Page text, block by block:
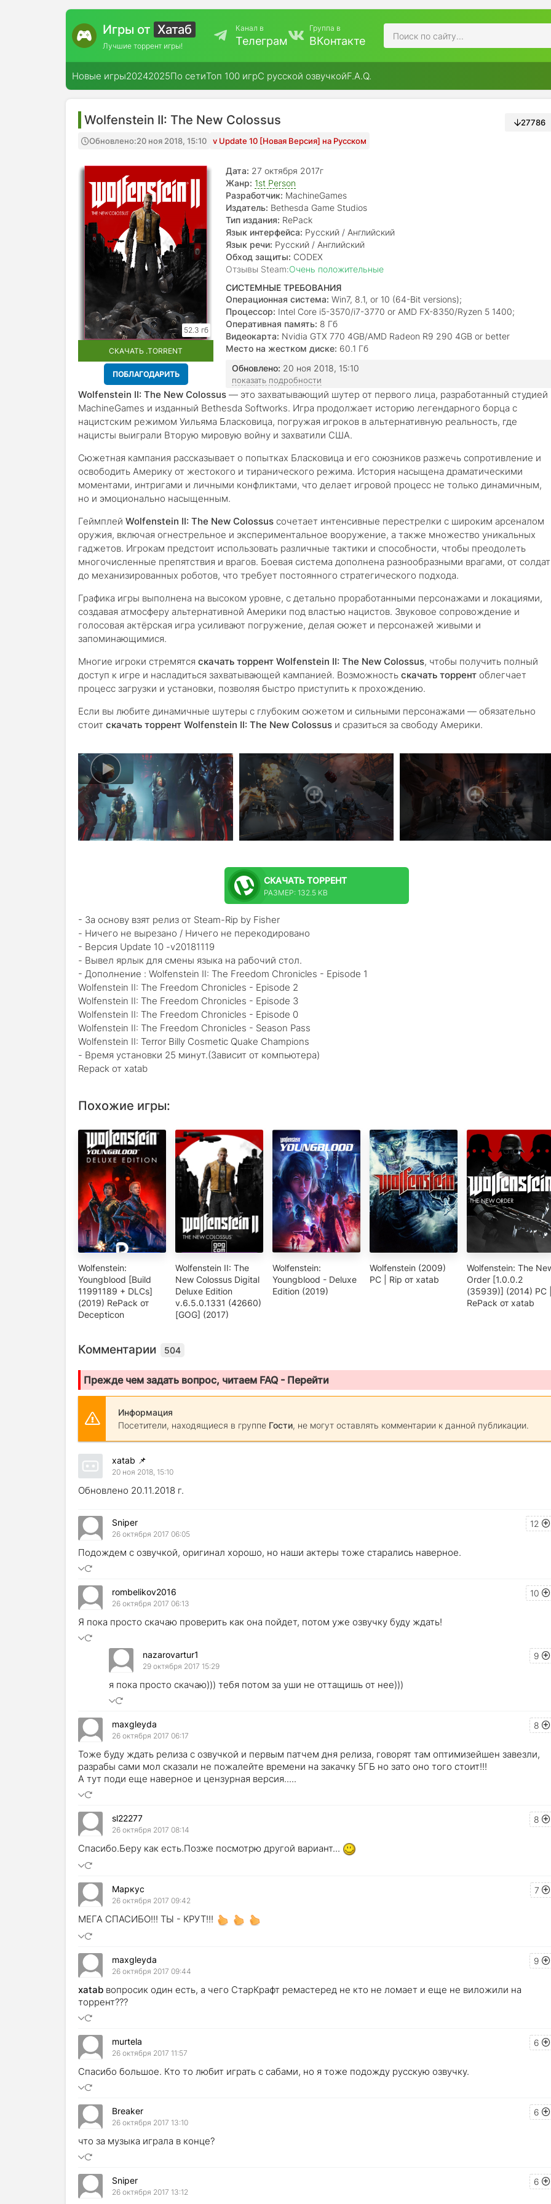
Игры от Хатаб
Лучшие торрент игры!
Канал в
Телеграм
Группа в
ВКонтакте
Новые игры20242025По сетиТоп 100 игрС русской озвучкойF.A.Q.
Wolfenstein II: The New Colossus
Обновлено:20 ноя 2018, 15:10 v Update 10 [Новая Версия] на Русском
27786
52.3 гб
СКАЧАТЬ .TORRENT
ПОБЛАГОДАРИТЬ
Дата: 27 октября 2017г
Жанр: 1st Person
Разработчик: MachineGames
Издатель: Bethesda Game Studios
Тип издания: RePack
Язык интерфейса: Русский / Английский
Язык речи: Русский / Английский
Обход защиты: CODEX
Отзывы Steam:Очень положительные
СИСТЕМНЫЕ ТРЕБОВАНИЯ
Операционная система: Win7, 8.1, or 10 (64-Bit versions);
Процессор: Intel Core i5-3570/i7-3770 or AMD FX-8350/Ryzen 5 1400;
Оперативная память: 8 Гб
Видеокарта: Nvidia GTX 770 4GB/AMD Radeon R9 290 4GB or better
Место на жестком диске: 60.1 Гб
Обновлено: 20 ноя 2018, 15:10
показать подробности
Wolfenstein II: The New Colossus — это захватывающий шутер от первого лица, разработанный студией
MachineGames и изданный Bethesda Softworks. Игра продолжает историю легендарного борца с
нацистским режимом Уильяма Бласковица, погружая игроков в альтернативную реальность, где
нацисты выиграли Вторую мировую войну и захватили США.
Сюжетная кампания рассказывает о попытках Бласковица и его союзников разжечь сопротивление и
освободить Америку от жестокого и тиранического режима. История насыщена драматическими
моментами, интригами и личными конфликтами, что делает игровой процесс не только динамичным,
но и эмоционально насыщенным.
Геймплей Wolfenstein II: The New Colossus сочетает интенсивные перестрелки с широким арсеналом
оружия, включая огнестрельное и экспериментальное вооружение, а также множество уникальных
гаджетов. Игрокам предстоит использовать различные тактики и способности, чтобы преодолеть
многочисленные препятствия и врагов. Боевая система дополнена разнообразными врагами, от солдат
до механизированных роботов, что требует постоянного стратегического подхода.
Графика игры выполнена на высоком уровне, с детально проработанными персонажами и локациями,
создавая атмосферу альтернативной Америки под властью нацистов. Звуковое сопровождение и
голосовая актёрская игра усиливают погружение, делая сюжет и персонажей живыми и
запоминающимися.
Многие игроки стремятся скачать торрент Wolfenstein II: The New Colossus, чтобы получить полный
доступ к игре и насладиться захватывающей кампанией. Возможность скачать торрент облегчает
процесс загрузки и установки, позволяя быстро приступить к прохождению.
Если вы любите динамичные шутеры с глубоким сюжетом и сильными персонажами — обязательно
стоит скачать торрент Wolfenstein II: The New Colossus и сразиться за свободу Америки.
СКАЧАТЬ ТОРРЕНТ
РАЗМЕР: 132.5 KB
- За основу взят релиз от Steam-Rip by Fisher
- Ничего не вырезано / Ничего не перекодировано
- Версия Update 10 -v20181119
- Вывел ярлык для смены языка на рабочий стол.
- Дополнение : Wolfenstein II: The Freedom Chronicles - Episode 1
Wolfenstein II: The Freedom Chronicles - Episode 2
Wolfenstein II: The Freedom Chronicles - Episode 3
Wolfenstein II: The Freedom Chronicles - Episode 0
Wolfenstein II: The Freedom Chronicles - Season Pass
Wolfenstein II: Terror Billy Cosmetic Quake Champions
- Время установки 25 минут.(Зависит от компьютера)
Repack от xatab
Похожие игры:
Wolfenstein:
Youngblood [Build
11991189 + DLCs]
(2019) RePack от
Decepticon
Wolfenstein II: The
New Colossus Digital
Deluxe Edition
v.6.5.0.1331 (42660)
[GOG] (2017)
Wolfenstein:
Youngblood - Deluxe
Edition (2019)
Wolfenstein (2009)
PC | Rip от xatab
Wolfenstein: The
Order [1.0.0.2
(35939)] (2014) PC |
RePack от xatab
Комментарии 504
Прежде чем задать вопрос, читаем FAQ - Перейти
Информация
Посетители, находящиеся в группе Гости, не могут оставлять комментарии к данной публикации.
xatab 📌
20 ноя 2018, 15:10
Обновлено 20.11.2018 г.
12
Sniper
26 октября 2017 06:05
Подождем с озвучкой, оригинал хорошо, но наши актеры тоже старались наверное.
10
rombelikov2016
26 октября 2017 06:13
Я пока просто скачаю проверить как она пойдет, потом уже озвучку буду ждать!
9
nazarovartur1
29 октября 2017 15:29
я пока просто скачаю))) тебя потом за уши не оттащишь от нее)))
8
maxgleyda
26 октября 2017 06:17
Тоже буду ждать релиза с озвучкой и первым патчем дня релиза, говорят там оптимизейшен завезли,
разрабы сами мол сказали не пожалейте времени на закачку 5ГБ но зато оно того стоит!!!
А тут поди еще наверное и цензурная версия.....
8
sl22277
26 октября 2017 08:14
Спасибо.Беру как есть.Позже посмотрю другой вариант...
7
Маркус
26 октября 2017 09:42
МЕГА СПАСИБО!!! ТЫ - КРУТ!!!
9
maxgleyda
26 октября 2017 09:44
xatab вопросик один есть, а чего СтарКрафт ремастеред не кто не ломает и еще не виложили на
торрент???
6
murtela
26 октября 2017 11:57
Спасибо большое. Кто то любит играть с сабами, но я тоже подожду русскую озвучку.
6
Breaker
26 октября 2017 13:10
что за музыка играла в конце?
6
Sniper
26 октября 2017 13:12